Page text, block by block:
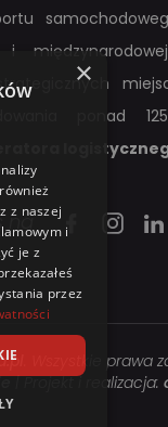
i
ponad
na
. Wszystkie prawa
| Projekt i realizacja:
×
z naszej
i
je z
przez